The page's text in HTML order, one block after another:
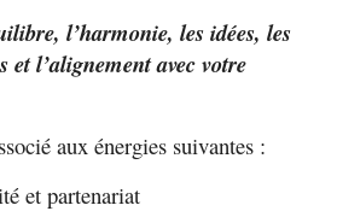
l’harmonie, les idées, les
et l’alignement avec votre
aux énergies suivantes :
et partenariat